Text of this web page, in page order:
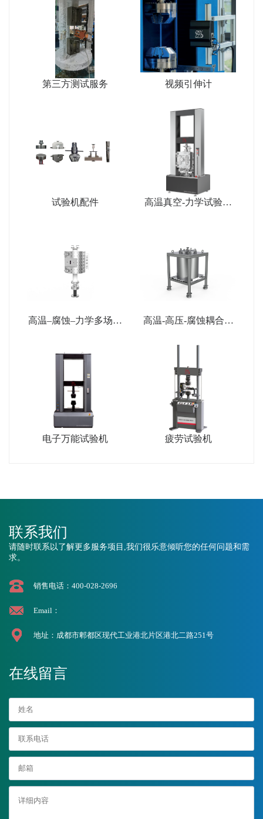
第三方测试服务 视频引伸计
试验机配件
高温真空-力学试验系
高温–腐蚀–力学多场耦
高温-高压-腐蚀耦合试
电子万能试验机 疲劳试验机
联系我们
请随时联系以了解更多服务项目,我们很乐意倾听您的任何问题和需
求。
销售电话：400-028-2696
Email：
地址：成都市郫都区现代工业港北片区港北二路251号
在线留言